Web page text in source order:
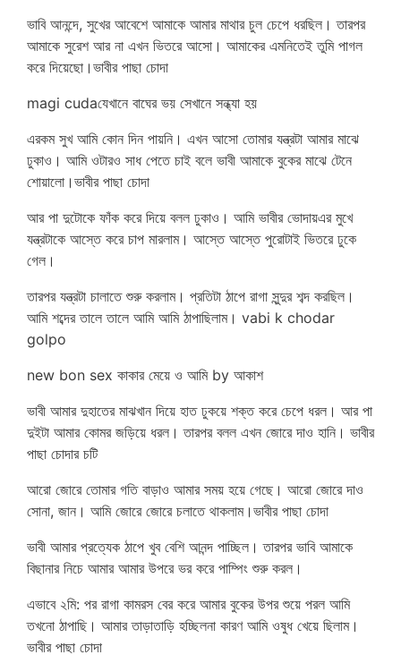
ভাবি আনন্দে, সুখের আবেশে আমাকে আমার মাথার চুল চেপে ধরছিল। তারপর
আমাকে সুরেশ আর না এখন ভিতরে আসো। আমাকের এমনিতেই তুমি পাগল
করে দিয়েছো।ভাবীর পাছা চোদা
magi cudaযেখানে বাঘের ভয় সেখানে সন্ধ্যা হয়
এরকম সুখ আমি কোন দিন পায়নি। এখন আসো তোমার যন্ত্রটা আমার মাঝে
ঢুকাও। আমি ওটারও সাধ পেতে চাই বলে ভাবী আমাকে বুকের মাঝে টেনে
শোয়ালো।ভাবীর পাছা চোদা
আর পা দুটোকে ফাঁক করে দিয়ে বলল ঢুকাও। আমি ভাবীর ভোদায়এর মুখে
যন্ত্রটাকে আস্তে করে চাপ মারলাম। আস্তে আস্তে পুরোটাই ভিতরে ঢুকে
গেল।
তারপর যন্ত্রটা চালাতে শুরু করলাম। প্রতিটা ঠাপে রাগা সুন্দুর শব্দ করছিল।
আমি শব্দের তালে তালে আমি আমি ঠাপাছিলাম। vabi k chodar
golpo
new bon sex কাকার মেয়ে ও আমি by আকাশ
ভাবী আমার দুহাতের মাঝখান দিয়ে হাত ঢুকয়ে শক্ত করে চেপে ধরল। আর পা
দুইটা আমার কোমর জড়িয়ে ধরল। তারপর বলল এখন জোরে দাও হানি। ভাবীর
পাছা চোদার চটি
আরো জোরে তোমার গতি বাড়াও আমার সময় হয়ে গেছে। আরো জোরে দাও
সোনা, জান। আমি জোরে জোরে চলাতে থাকলাম।ভাবীর পাছা চোদা
ভাবী আমার প্রত্যেক ঠাপে খুব বেশি আনন্দ পাচ্ছিল। তারপর ভাবি আমাকে
বিছানার নিচে আমার আমার উপরে ভর করে পাম্পিং শুরু করল।
এভাবে ২মি: পর রাগা কামরস বের করে আমার বুকের উপর শুয়ে পরল আমি
তখনো ঠাপাছি। আমার তাড়াতাড়ি হচ্ছিলনা কারণ আমি ওষুধ খেয়ে ছিলাম।
ভাবীর পাছা চোদা